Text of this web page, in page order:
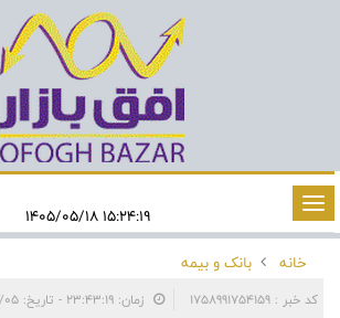
تغییر
وضعیت
ناوبری
خانه
بانک و بیمه
کد خبر : 1758991754159
زمان: ۲۳:۴۳:۱۹ - تاریخ: ۱۴۰۴/۰۷/۰۵